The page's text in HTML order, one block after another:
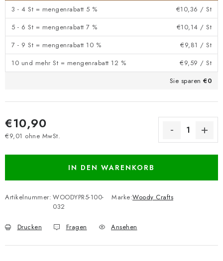
3 - 4 St = mengenrabatt 5 %
€10,36 / St
5 - 6 St = mengenrabatt 7 %
€10,14 / St
7 - 9 St = mengenrabatt 10 %
€9,81 / St
10 und mehr St = mengenrabatt 12 %
€9,59 / St
Sie sparen €0
€10,90
€9,01 ohne MwSt.
IN DEN WARENKORB
Artikelnummer: WOODYPR5-100-
032
Marke:Woody Crafts
Drucken Fragen Ansehen